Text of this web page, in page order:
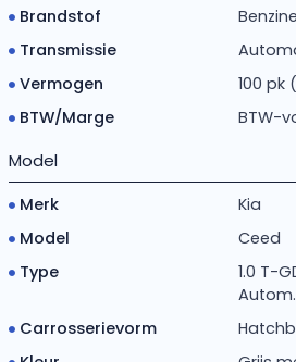
Brandstof
Benzine
Transmissie
Vermogen
100 pk
BTW/Marge
BTW-
Model
Merk
Kia
Model
Ceed
Type
1.0 T-
Carrosserievorm